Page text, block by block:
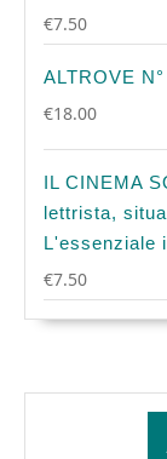
€7.50
ALTROVE
€18.00
IL CINEMA
lettrista,
L'essenziale
€7.50